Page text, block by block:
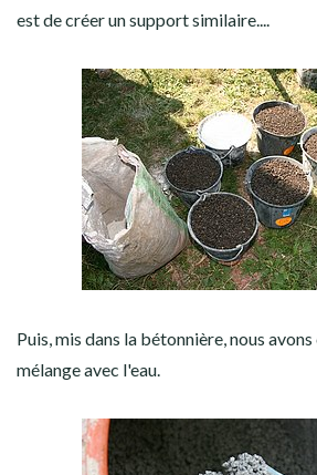
est de créer un support similaire....
Puis, mis dans la bétonnière, nous
mélange avec l'eau.